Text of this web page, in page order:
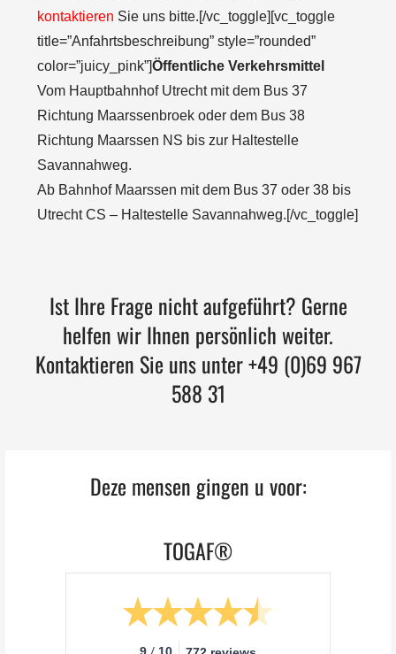
kontaktieren Sie uns bitte.[/vc_toggle][vc_toggle
title=”Anfahrtsbeschreibung” style=”rounded”
color=”juicy_pink”]Öffentliche Verkehrsmittel
Vom Hauptbahnhof Utrecht mit dem Bus 37
Richtung Maarssenbroek oder dem Bus 38
Richtung Maarssen NS bis zur Haltestelle
Savannahweg.
Ab Bahnhof Maarssen mit dem Bus 37 oder 38 bis
Utrecht CS – Haltestelle Savannahweg.[/vc_toggle]
Ist Ihre Frage nicht aufgeführt? Gerne
helfen wir Ihnen persönlich weiter.
Kontaktieren Sie uns unter +49 (0)69 967
588 31
Deze mensen gingen u voor:
TOGAF®
9 / 10